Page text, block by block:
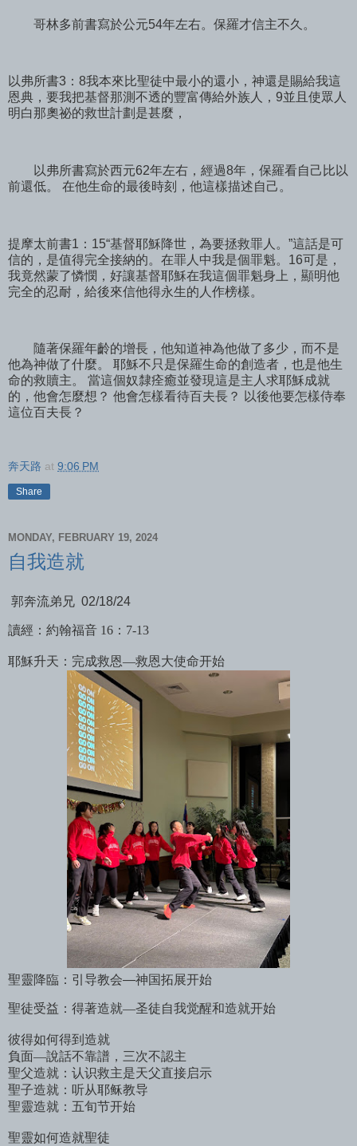
哥林多前書寫於公元54年左右。保羅才信主不久。
以弗所書3：8我本來比聖徒中最小的還小，神還是賜給我這
恩典，要我把基督那測不透的豐富傳給外族人，9並且使眾人
明白那奧祕的救世計劃是甚麼，
以弗所書寫於西元62年左右，經過8年，保羅看自己比以
前還低。 在他生命的最後時刻，他這樣描述自己。
提摩太前書1：15“基督耶穌降世，為要拯救罪人。”這話是可
信的，是值得完全接納的。在罪人中我是個罪魁。16可是，
我竟然蒙了憐憫，好讓基督耶穌在我這個罪魁身上，顯明他
完全的忍耐，給後來信他得永生的人作榜樣。
隨著保羅年齡的增長，他知道神為他做了多少，而不是
他為神做了什麼。 耶穌不只是保羅生命的創造者，也是他生
命的救贖主。 當這個奴隸痊癒並發現這是主人求耶穌成就
的，他會怎麼想？ 他會怎樣看待百夫長？ 以後他要怎樣侍奉
這位百夫長？
奔天路 at 9:06 PM
Share
MONDAY, FEBRUARY 19, 2024
自我造就
郭奔流弟兄 02/18/24
讀經：約翰福音 16：7-13
耶穌升天：完成救恩—救恩大使命开始
聖靈降臨：引导教会—神国拓展开始
聖徒受益：得著造就—圣徒自我觉醒和造就开始
彼得如何得到造就
負面—說話不靠譜，三次不認主
聖父造就：认识救主是天父直接启示
聖子造就：听从耶稣教导
聖靈造就：五旬节开始
聖靈如何造就聖徒